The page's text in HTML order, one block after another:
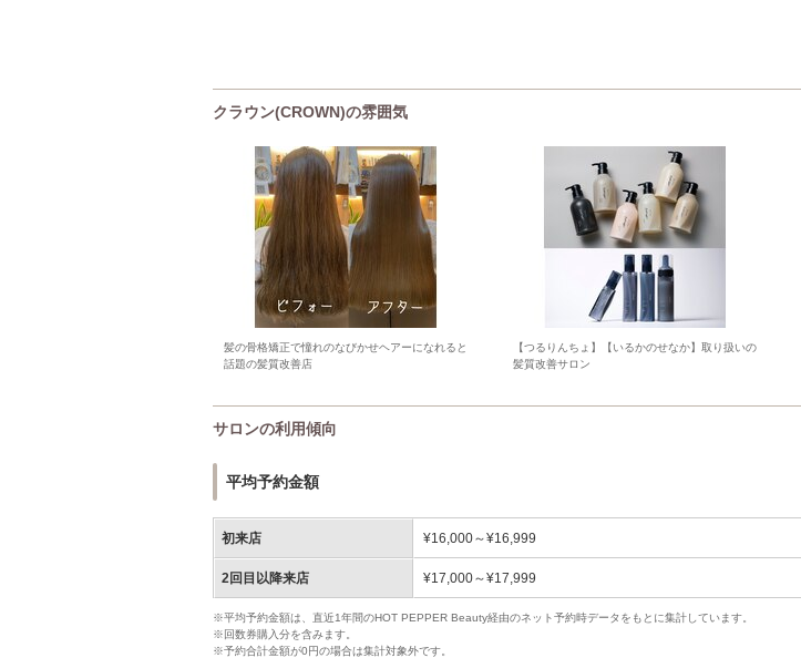
クラウン(CROWN)の雰囲気
髪の骨格矯正で憧れのなびかせヘアーになれると
話題の髪質改善店
【つるりんちょ】【いるかのせなか】取り扱いの
髪質改善サロン
サロンの利用傾向
平均予約金額
初来店 ¥16,000～¥16,999
2回目以降来店 ¥17,000～¥17,999
※平均予約金額は、直近1年間のHOT PEPPER Beauty経由のネット予約時データをもとに集計しています。
※回数券購入分を含みます。
※予約合計金額が0円の場合は集計対象外です。